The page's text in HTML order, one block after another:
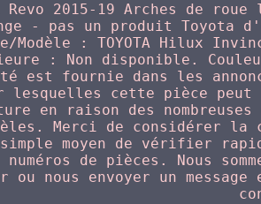
Revo 2015-19 Arches de
- pas un produit Toyota
Modèle : TOYOTA Hilux
: Non disponible.
est fournie dans les
lesquelles cette pièce peut
en raison des
Merci de considérer
moyen de vérifier
numéros de pièces. Nous
ou nous envoyer un